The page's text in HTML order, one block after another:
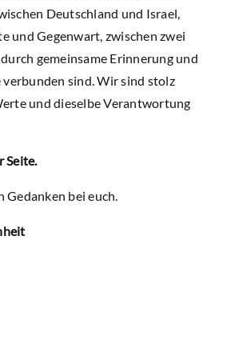
Deutschland und Israel,
und Gegenwart, zwischen zwei
gemeinsame Erinnerung und
verbunden sind. Wir sind stolz
und dieselbe Verantwortung
Seite.
Gedanken bei euch.